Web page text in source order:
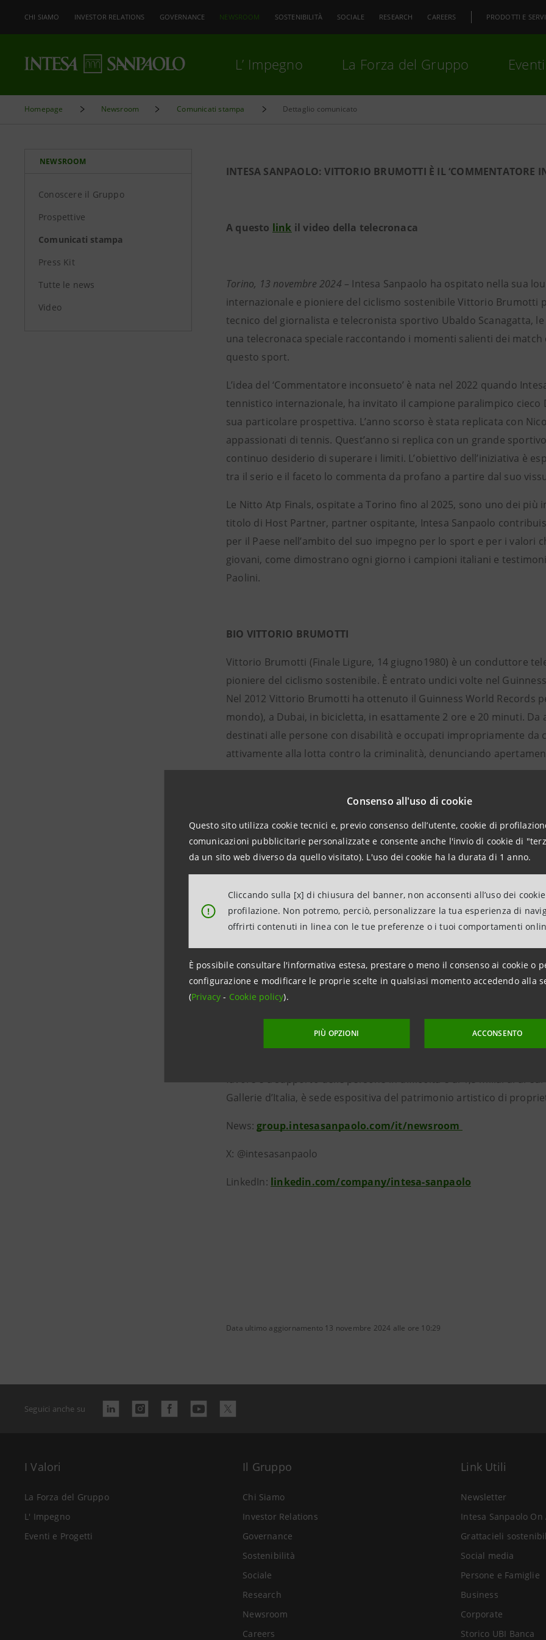
Consenso all'uso di cookie
Questo sito utilizza cookie tecnici e, previo consenso dell’utente, cookie di
comunicazioni pubblicitarie personalizzate e consente anche l'invio di cookie di
da un sito web diverso da quello visitato). L'uso dei cookie ha la durata di 1 anno.
!
Cliccando sulla [x] di chiusura del banner, non acconsenti all’uso dei
profilazione. Non potremo, perciò, personalizzare la tua esperienza di
offrirti contenuti in linea con le tue preferenze o i tuoi comportamenti
È possibile consultare l'informativa estesa, prestare o meno il consenso ai cookie o
configurazione e modificare le proprie scelte in qualsiasi momento accedendo alla
(Privacy- Cookie policy).
PIÙ OPZIONI ACCONSENTO
CHI SIAMO INVESTOR RELATIONS GOVERNANCE NEWSROOM SOSTENIBILITÀ SOCIALE RESEARCH CAREERS PRODOTTI E
L’ Impegno La Forza del Gruppo
Homepage Newsroom Comunicati stampa Dettaglio comunicato
NEWSROOM
Conoscere il Gruppo
Prospettive
Comunicati stampa
Press Kit
Tutte le news
Video
INTESA SANPAOLO: VITTORIO BRUMOTTI È IL ‘COMMENTATORE
A questo link il video della telecronaca
Torino, 13 novembre 2024 – Intesa Sanpaolo ha ospitato nella sua
internazionale e pioniere del ciclismo sostenibile Vittorio Brumotti
tecnico del giornalista e telecronista sportivo Ubaldo Scanagatta,
una telecronaca speciale raccontando i momenti salienti dei
questo sport.
L’idea del ‘Commentatore inconsueto’ è nata nel 2022 quando
tennistico internazionale, ha invitato il campione paralimpico cieco
sua particolare prospettiva. L’anno scorso è stata replicata con
appassionati di tennis. Quest’anno si replica con un grande
continuo desiderio di superare i limiti. L’obiettivo dell’iniziativa è
tra il serio e il faceto lo commenta da profano a partire dal suo
Le Nitto Atp Finals, ospitate a Torino fino al 2025, sono uno dei
titolo di Host Partner, partner ospitante, Intesa Sanpaolo
per il Paese nell’ambito del suo impegno per lo sport e per i valori
giovani, come dimostrano ogni giorno i campioni italiani e
Paolini.
BIO VITTORIO BRUMOTTI
Vittorio Brumotti (Finale Ligure, 14 giugno1980) è un conduttore
pioniere del ciclismo sostenibile. È entrato undici volte nel
Nel 2012 Vittorio Brumotti ha ottenuto il Guinness World Records
mondo), a Dubai, in bicicletta, in esattamente 2 ore e 20 minuti.
destinati alle persone con disabilità e occupati impropriamente
attivamente alla lotta contro la criminalità, denunciando
Intesa Sanpaolo
Media and Associations Relations
Attività istituzionali, sociali e culturali
stampa@intesasanpaolo.com
Intesa Sanpaolo
Intesa Sanpaolo, con 422 miliardi di euro di impieghi e 1.400
fine settembre 2024, è il maggior gruppo bancario in Italia con una
livello europeo nel wealth management, con un forte
2025, sono previsti 115 miliardi di euro di erogazioni Impact per
favore e a supporto delle persone in difficoltà è di 1,5 miliardi di
Gallerie d’Italia, è sede espositiva del patrimonio artistico di
News: group.intesasanpaolo.com/it/newsroom
X: @intesasanpaolo
LinkedIn: linkedin.com/company/intesa-sanpaolo
Data ultimo aggiornamento 13 novembre 2024 alle ore 10:29
Seguici anche su
I Valori
La Forza del Gruppo
L' Impegno
Eventi e Progetti
Il Gruppo
Chi Siamo
Investor Relations
Governance
Sostenibilità
Sociale
Research
Newsroom
Careers
Link Utili
Newsletter
Intesa Sanpaolo On
Grattacieli
Social media
Persone e Famiglie
Business
Corporate
Storico UBI Banca